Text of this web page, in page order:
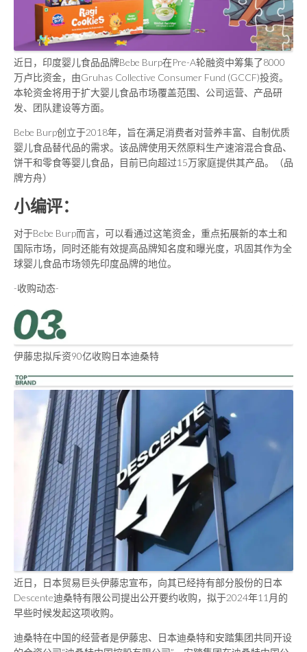
近日，印度婴儿食品品牌Bebe Burp在Pre-A轮融资中筹集了8000
万卢比资金，由Gruhas Collective Consumer Fund (GCCF)投资。
本轮资金将用于扩大婴儿食品市场覆盖范围、公司运营、产品研
发、团队建设等方面。
Bebe Burp创立于2018年，旨在满足消费者对营养丰富、自制优质
婴儿食品替代品的需求。该品牌使用天然原料生产速溶混合食品、
饼干和零食等婴儿食品，目前已向超过15万家庭提供其产品。（品
牌方舟）
小编评：
对于Bebe Burp而言，可以看通过这笔资金，重点拓展新的本土和
国际市场，同时还能有效提高品牌知名度和曝光度，巩固其作为全
球婴儿食品市场领先印度品牌的地位。
-收购动态-
伊藤忠拟斥资90亿收购日本迪桑特
近日，日本贸易巨头伊藤忠宣布，向其已经持有部分股份的日本
Descente迪桑特有限公司提出公开要约收购，拟于2024年11月的
早些时候发起这项收购。
迪桑特在中国的经营者是伊藤忠、日本迪桑特和安踏集团共同开设